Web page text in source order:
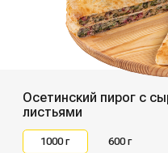
Осетинский пирог с
листьями
1000 г 600 г